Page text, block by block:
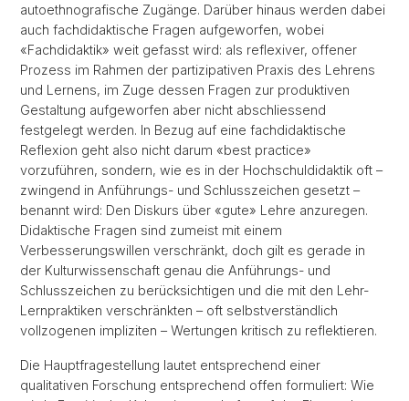
autoethnografische Zugänge. Darüber hinaus werden dabei
auch fachdidaktische Fragen aufgeworfen, wobei
«Fachdidaktik» weit gefasst wird: als reflexiver, offener
Prozess im Rahmen der partizipativen Praxis des Lehrens
und Lernens, im Zuge dessen Fragen zur produktiven
Gestaltung aufgeworfen aber nicht abschliessend
festgelegt werden. In Bezug auf eine fachdidaktische
Reflexion geht also nicht darum «best practice»
vorzuführen, sondern, wie es in der Hochschuldidaktik oft –
zwingend in Anführungs- und Schlusszeichen gesetzt –
benannt wird: Den Diskurs über «gute» Lehre anzuregen.
Didaktische Fragen sind zumeist mit einem
Verbesserungswillen verschränkt, doch gilt es gerade in
der Kulturwissenschaft genau die Anführungs- und
Schlusszeichen zu berücksichtigen und die mit den Lehr-
Lernpraktiken verschränkten – oft selbstverständlich
vollzogenen impliziten – Wertungen kritisch zu reflektieren.
Die Hauptfragestellung lautet entsprechend einer
qualitativen Forschung entsprechend offen formuliert: Wie